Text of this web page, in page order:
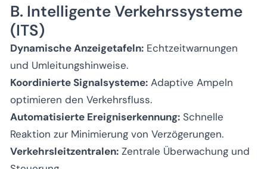
B. Intelligente Verkehrssysteme
(ITS)
Dynamische Anzeigetafeln: Echtzeitwarnungen
und Umleitungshinweise.
Koordinierte Signalsysteme: Adaptive Ampeln
optimieren den Verkehrsfluss.
Automatisierte Ereigniserkennung: Schnelle
Reaktion zur Minimierung von Verzögerungen.
Verkehrsleitzentralen: Zentrale Überwachung und